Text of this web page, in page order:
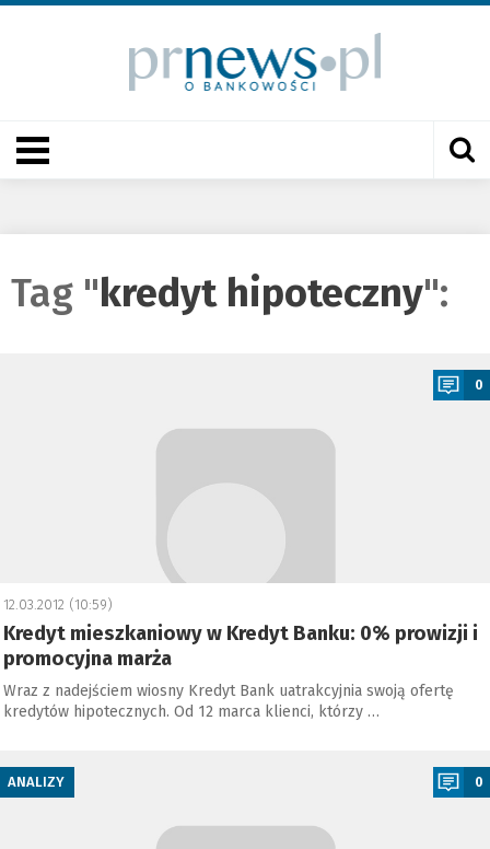
Tag "kredyt hipoteczny":
0
12.03.2012 (10:59)
Kredyt mieszkaniowy w Kredyt Banku: 0% prowizji i
promocyjna marża
Wraz z nadejściem wiosny Kredyt Bank uatrakcyjnia swoją ofertę
kredytów hipotecznych. Od 12 marca klienci, którzy …
ANALIZY 0